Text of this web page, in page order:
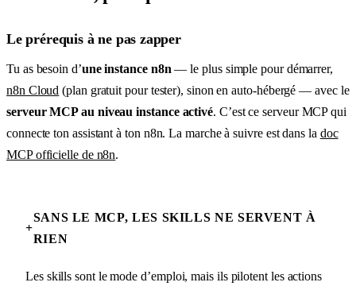
Le prérequis à ne pas zapper
Tu as besoin d’une instance n8n — le plus simple pour démarrer,
n8n Cloud (plan gratuit pour tester), sinon en auto-hébergé — avec le
serveur MCP au niveau instance activé. C’est ce serveur MCP qui
connecte ton assistant à ton n8n. La marche à suivre est dans la doc
MCP officielle de n8n.
+
SANS LE MCP, LES SKILLS NE SERVENT À
RIEN
Les skills sont le mode d’emploi, mais ils pilotent les actions